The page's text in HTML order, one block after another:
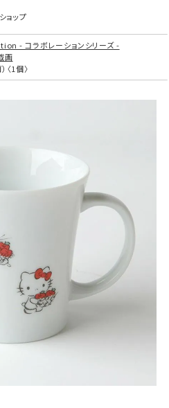
ョップ
- コラボレーションシリーズ -
画
〈1個〉